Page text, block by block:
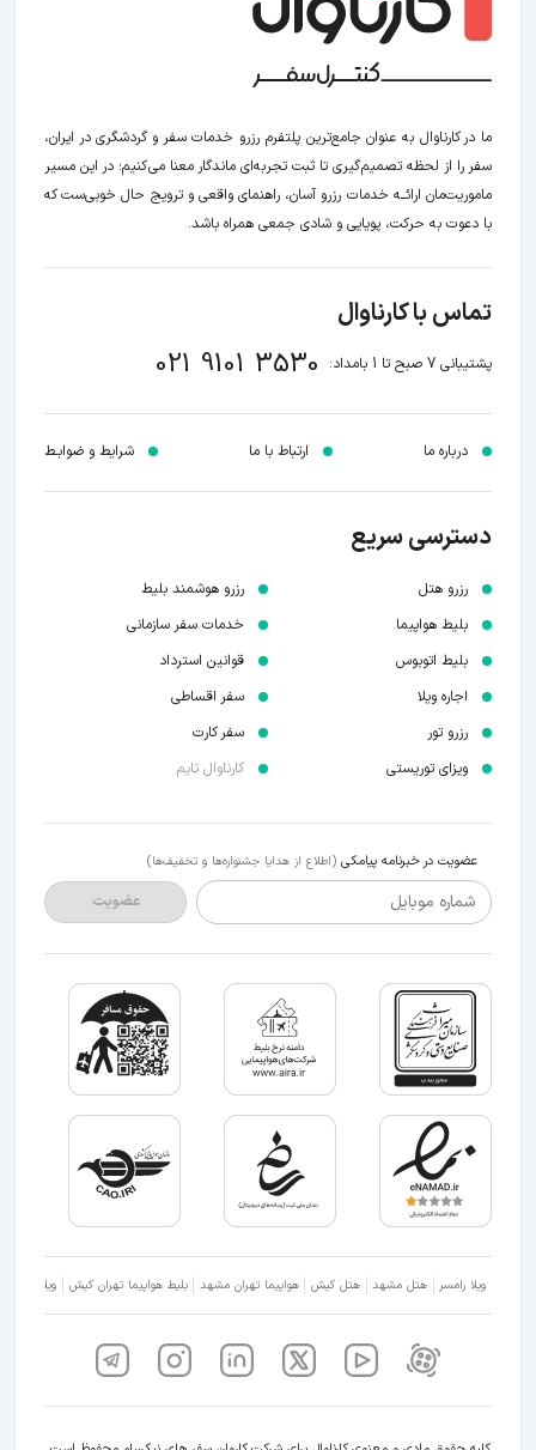
ما در کارناوال به عنوان جامع‌ترین پلتفرم رزرو خدمات سفر و گردشگری در ایران،
سفر را از لحظه‌ تصمیم‌گیری تا ثبت تجربه‌ای ماندگار معنا می‌کنیم؛ در این مسیر‍
ماموریت‌مان اراﺋــﻪ خدمات رزرو آسان، راهنمای واقعی و ترویج حال خوبی‌ست که
با دعوت به حرکت، پویایی و شادی جمعی همراه باشد.
تماس با کارناوال
پشتیبانی 7 صبح تا 1 بامداد: 021 9101 3530
درباره ما ارتباط با ما شرایط و ضوابـط
دسترسی سریع
رزرو هتل
بلیط هواپیما
بلیط اتوبوس
اجاره ویلا
رزرو تور
ویزای توریستی
رزرو هوشمند بلیط
خدمات سفر سازمانی
قوانین استرداد
سفر اقساطی
سفر کارت
کارناوال تایم
عضویت در خبرنامه پیامکی (اطلاع از هدایا جشنواره‌ها و تخفیف‌ها)
شماره موبایل عضویت
ویلا رامسر هتل مشهد هتل کیش هواپیما تهران مشهد بلیط هواپیما تهران کیش ویلا شمال